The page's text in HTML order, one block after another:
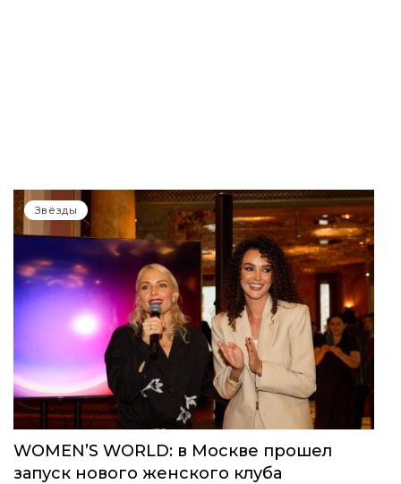
Звёзды
WOMEN’S WORLD: в Москве прошел
запуск нового женского клуба